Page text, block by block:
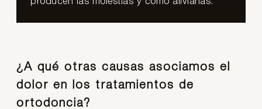
¿A qué otras causas asociamos el
dolor en los tratamientos de
ortodoncia?